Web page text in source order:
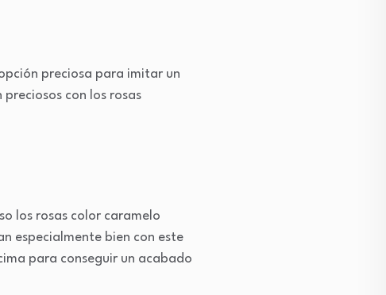
preciosa para imitar un
con los rosas
los rosas color caramelo
especialmente bien con este
para conseguir un acabado